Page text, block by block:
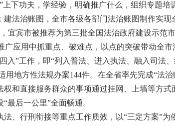
下功夫，学经验，明确推广什么，组织专题培
法治账图，全市各级各部门法治账图制作实
宜宾市被推荐为第三批全国法治政府建设示范市
应用中抓重点、破难点，以点的突破带动全市
入”工作，即“列入普法、进入执法、融入司法
地方性法规办案144件。在全省率先完成“法
权和直接服务群众的事项通过挂网、上墙等方
最后一公里”全面畅通。
行刑衔接等重点工作质效，以“三定方案”为